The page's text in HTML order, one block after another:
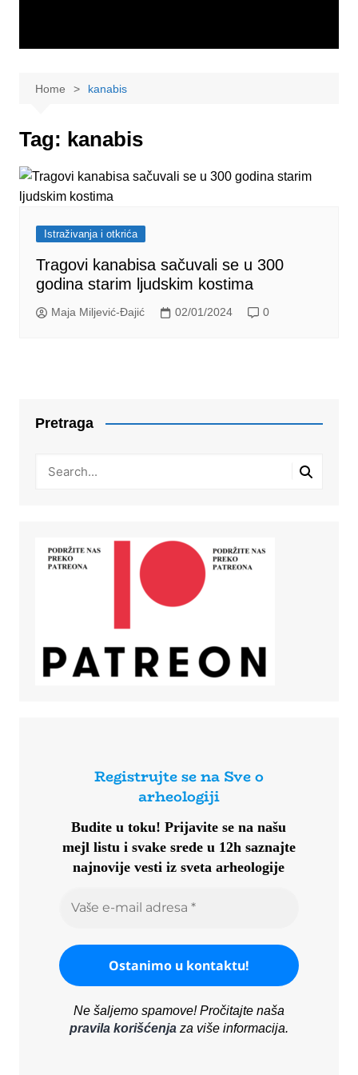
Home kanabis
Tag: kanabis
Istraživanja i otkrića
Tragovi kanabisa sačuvali se u 300
godina starim ljudskim kostima
Maja Miljević-Đajić 02/01/2024 0
Pretraga
Registrujte se na Sve o
arheologiji
Budite u toku!Prijavite se na našu
mejl listu i svake srede u 12h saznajte
najnovije vesti iz sveta arheologije
Ne šaljemo spamove! Pročitajte naša
pravila korišćenjaza više informacija.